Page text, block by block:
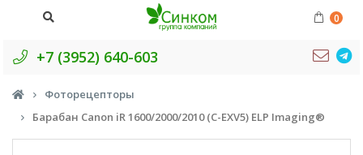
0
+7 (3952) 640-603
Фоторецепторы
Барабан Canon iR 1600/2000/2010 (C-EXV5) ELP Imaging®